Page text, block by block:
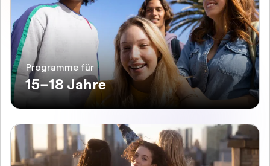
Programme für
15–18 Jahre